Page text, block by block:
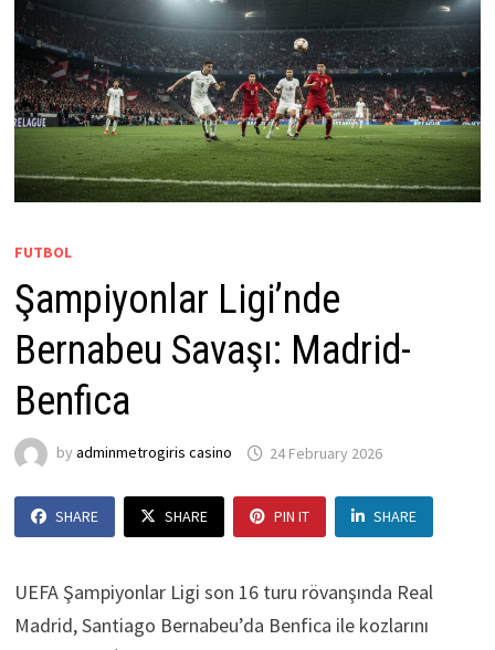
FUTBOL
Şampiyonlar Ligi’nde
Bernabeu Savaşı: Madrid-
Benfica
by adminmetrogiris casino 24 February 2026
SHARE SHARE PIN IT SHARE
UEFA Şampiyonlar Ligi son 16 turu rövanşında Real
Madrid, Santiago Bernabeu’da Benfica ile kozlarını